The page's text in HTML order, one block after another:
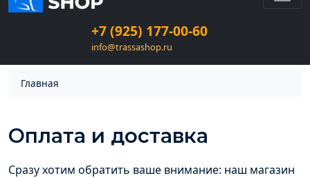
+7 (925) 177-00-60
info@trassashop.ru
Главная
Оплата и доставка
Сразу хотим обратить ваше внимание: наш магазин